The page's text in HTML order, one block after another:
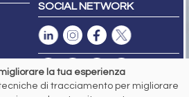
SOCIAL NETWORK
la tua esperienza
di tracciamento per migliorare